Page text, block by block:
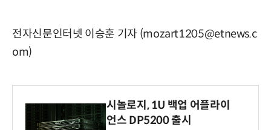
전자신문인터넷 이승훈 기자 (mozart1205@etnews.c
om)
시놀로지, 1U 백업 어플라이
언스 DP5200 출시